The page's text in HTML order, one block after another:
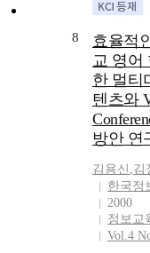
제조
미국의 비
중국의 기
주도의 세
립할 수 없
고음도 울
문은
서 미국과
사례로미
쟁이 미국
질서에 위
지를논하
definitions
views to
methodical
qualitative
be called
was well
sclerosing
of Surg,
Samsung
University
Medicine,
1996 To
distribution
were the
decade
by 6th
decade.
8
효율적
교 영어
한 멀티
텐츠와
방안 연
김용신 ,김
한국정
2000
정보교
Vol.4